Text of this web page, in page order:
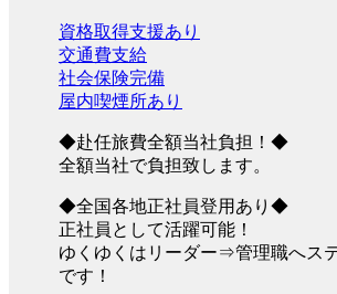
資格取得支援あり
交通費支給
社会保険完備
屋内喫煙所あり
◆赴任旅費全額当社負担！◆
全額当社で負担致します。
◆全国各地正社員登用あり◆
正社員として活躍可能！
ゆくゆくはリーダー⇒管理職へス
です！